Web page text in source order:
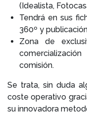
(Idealista,
Tendrá en sus
360º y
Zona de
comisión.
Se trata, sin duda
coste operativo
su innovadora